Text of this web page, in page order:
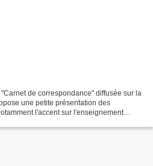
de correspondance" diffusée sur la
une petite présentation des
l'accent sur l'enseignement